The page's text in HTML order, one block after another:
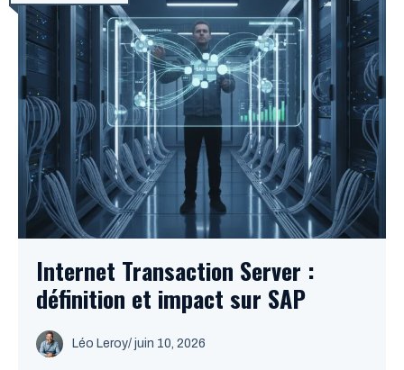
Internet Transaction Server :
définition et impact sur SAP
Léo Leroy/ juin 10, 2026